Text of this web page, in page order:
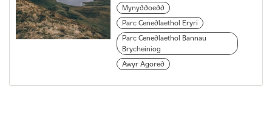
Mynyddoedd
Parc Cenedlaethol Eryri
Parc Cenedlaethol Bannau
Brycheiniog
Awyr Agored